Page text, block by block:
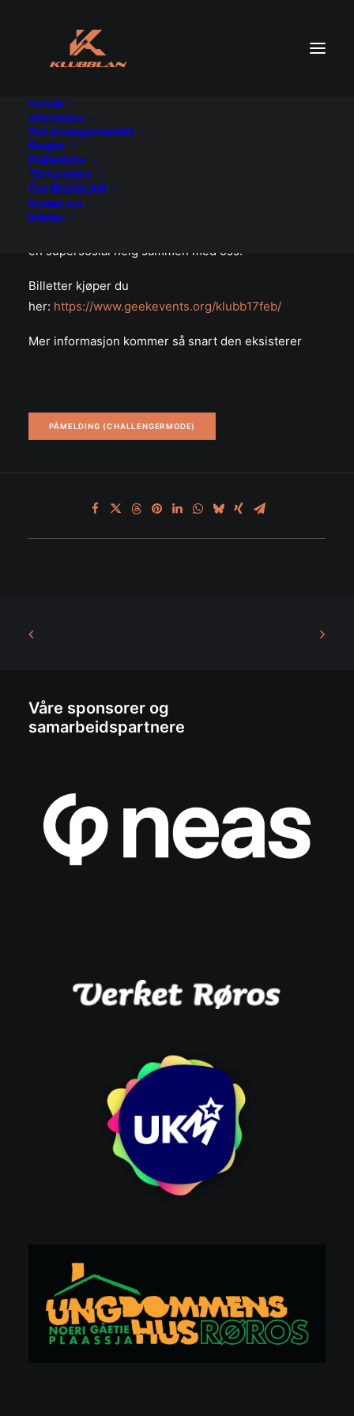
Forside
Informasjon
Om arrangementet
Regler
Pakkeliste
Til foreldre
Om KlubbLAN
Kontakt oss
Billetter
Er det en fugl? Er det et fly? Kanskje. Alle muligheter
er åpne på KlubbLAN!
Vi fortsetter arrangementsrekken med nok et
arrangement i god gammel klubblan-stil. Ta med
en supersosial helg sammen med oss.
Billetter kjøper du
her: https://www.geekevents.org/klubb17feb/
Mer informasjon kommer så snart den eksisterer
PÅMELDING (CHALLENGERMODE)
Våre sponsorer og
samarbeidspartnere